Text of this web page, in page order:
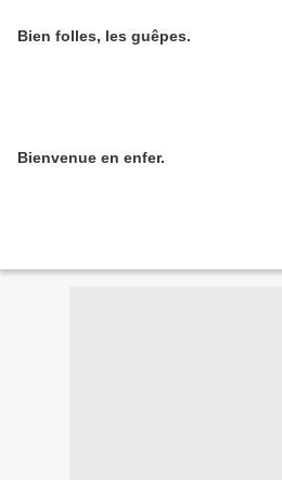
Bien folles, les guêpes.
Bienvenue en enfer.